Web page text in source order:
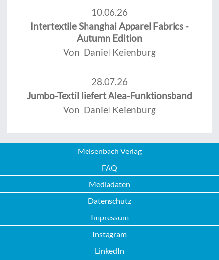
10.06.26
Intertextile Shanghai Apparel Fabrics -
Autumn Edition
Von Daniel Keienburg
28.07.26
Jumbo-Textil liefert Alea-Funktionsband
Von Daniel Keienburg
Meisenbach Verlag
FAQ
Mediadaten
Datenschutz
Impressum
Instagram
LinkedIn